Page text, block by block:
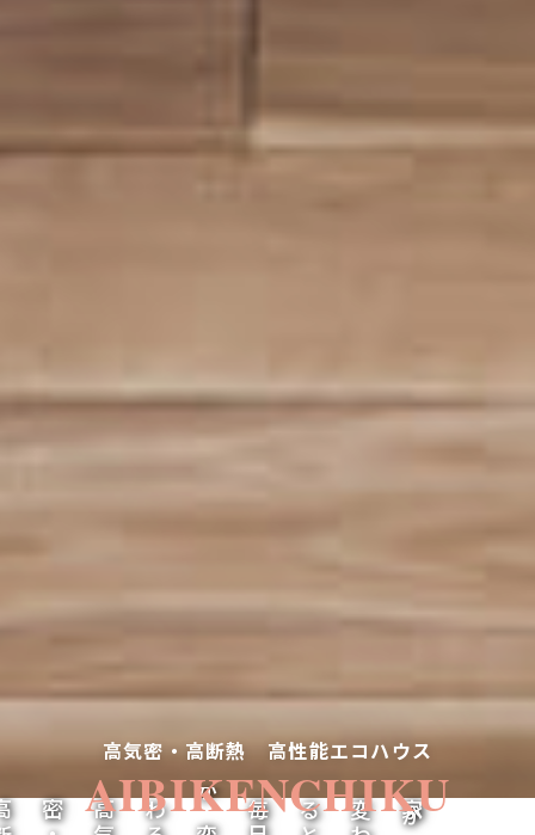
家
が
変
わ
る
と
毎
日
が
変
わ
る
高
気
密
・
高
断
熱
が
つ
く
高気密・高断熱 高性能エコハウス
AIBIKENCHIKU